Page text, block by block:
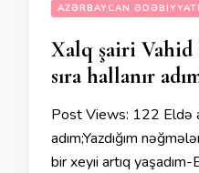
AZƏRBAYCAN ƏDƏBIYYATI
Xalq şairi
sıra hallanır
Post Views: 122 Eldə
adım;Yazdığım
bir xeyıi artıq